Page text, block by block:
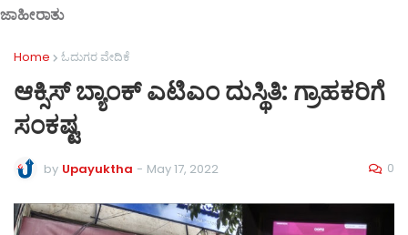
ಜಾಹೀರಾತು
Home ಓದುಗರ ವೇದಿಕೆ
ಆಕ್ಸಿಸ್‌ ಬ್ಯಾಂಕ್‌ ಎಟಿಎಂ ದುಸ್ಥಿತಿ: ಗ್ರಾಹಕರಿಗೆ
ಸಂಕಷ್ಟ
by Upayuktha - May 17, 2022 0